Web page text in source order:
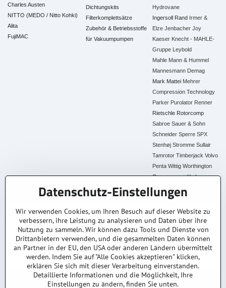
Charles Austen
NITTO (MEDO / Nitto Kohki)
Alita
FujiMAC
Dichtungskits
Filterkomplettsätze
Zubehör & Betriebsstoffe
für Vakuumpumpen
Hydrovane
Ingersoll Rand Irmer &
Elze Jenbacher Joy
Kaeser Knecht - MAHLE-
Gruppe Leybold
Mahle Mann & Hummel
Mannesmann Demag
Mark Mattei Mehrer
Compression Technology
Parker Purolator Renner
Rietschle Rotorcomp
Sabroe Sauer & Sohn
Schneider Sperre SPX
Stenhøj Stromme Sullair
Tamrotor Timberjack Volvo
Penta Wittig Worthington
Creyssensac York
Alle Ersatzteile
30+ Jahre Erfahrung
Branchenexperten
Lagerware
Schneller Versand AT &
DE
Original & Kompatibel
Ersatzteile aller Marken
Faire Preise
Top Preis-Leistung
Fachberatung
Persönlich & kompetent
Datenschutz-Einstellungen
Wir verwenden Cookies, um Ihren Besuch auf dieser Website zu
verbessern, ihre Leistung zu analysieren und Daten über ihre
Nutzung zu sammeln. Wir können dazu Tools und Dienste von
Drittanbietern verwenden, und die gesammelten Daten können
an Partner in der EU, den USA oder anderen Ländern übermittelt
werden. Indem Sie auf "Alle Cookies akzeptieren" klicken,
erklären Sie sich mit dieser Verarbeitung einverstanden.
Detaillierte Informationen und die Möglichkeit, Ihre
Einstellungen zu ändern, finden Sie unten.